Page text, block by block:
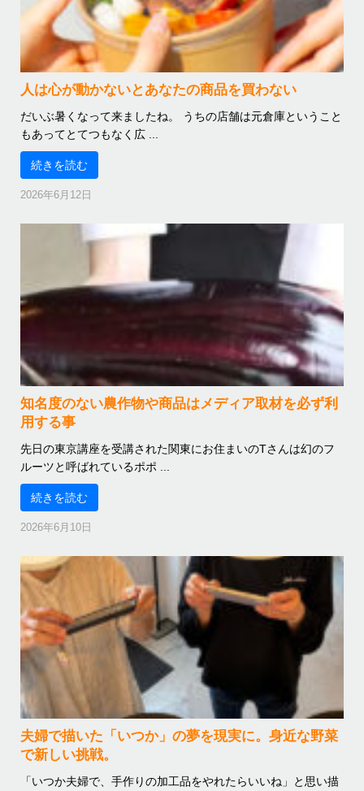
人は心が動かないとあなたの商品を買わない
だいぶ暑くなって来ましたね。 うちの店舗は元倉庫ということ
もあってとてつもなく広 ...
続きを読む
2026年6月12日
知名度のない農作物や商品はメディア取材を必ず利
用する事
先日の東京講座を受講された関東にお住まいのTさんは幻のフ
ルーツと呼ばれているポポ ...
続きを読む
2026年6月10日
夫婦で描いた「いつか」の夢を現実に。身近な野菜
で新しい挑戦。
「いつか夫婦で、手作りの加工品をやれたらいいね」と思い描